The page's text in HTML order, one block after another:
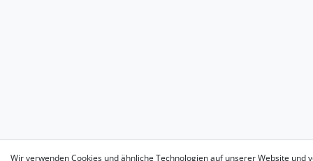
Wir verwenden Cookies und ähnliche Technologien auf unserer Website und